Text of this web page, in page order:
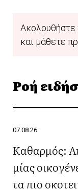
Ακολουθήστε
και μάθετε
Ροή
07.08.26
Καθαρμός:
μίας
τα πιο